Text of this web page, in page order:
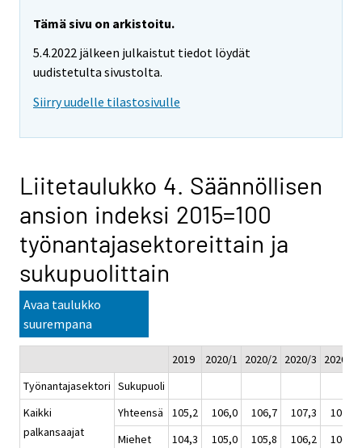
Tämä sivu on arkistoitu.
5.4.2022 jälkeen julkaistut tiedot löydät
uudistetulta sivustolta.
Siirry uudelle tilastosivulle
Liitetaulukko 4. Säännöllisen
ansion indeksi 2015=100
työnantajasektoreittain ja
sukupuolittain
Avaa taulukko
suurempana
2019 2020/1 2020/2 2020/3
2020/4
Työnantajasektori Sukupuoli
Kaikki
palkansaajat
Yhteensä 105,2 106,0 106,7 107,3
107,7
Miehet
104,3 105,0 105,8 106,2
106,7